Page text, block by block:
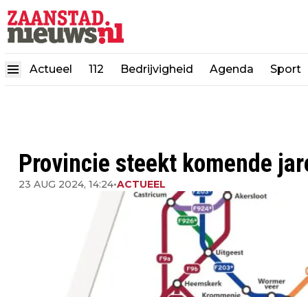
Actueel 112 Bedrijvigheid Agenda Sport
Provincie steekt komende
23 AUG 2024, 14:24•ACTUEEL